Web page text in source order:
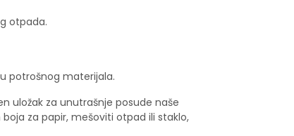
otpada.
potrošnog materijala.
uložak za unutrašnje posude naše
za papir, mešoviti otpad ili staklo,